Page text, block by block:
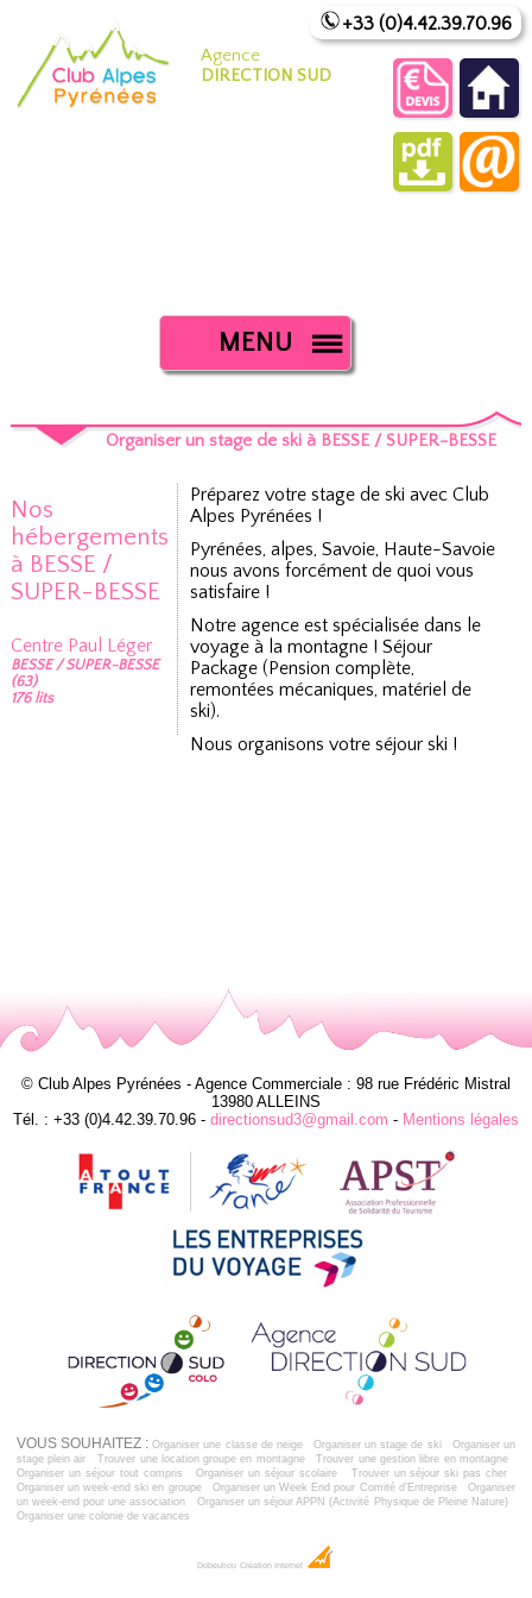
Agence
DIRECTION SUD
+33 (0)4.42.39.70.96
MENU
Organiser un stage de ski à BESSE / SUPER-BESSE
Nos
hébergements
à BESSE /
SUPER-BESSE
Centre Paul Léger
BESSE / SUPER-BESSE
(63)
176 lits
Préparez votre stage de ski avec Club
Alpes Pyrénées !
Pyrénées, alpes, Savoie, Haute-Savoie
nous avons forcément de quoi vous
satisfaire !
Notre agence est spécialisée dans le
voyage à la montagne ! Séjour
Package (Pension complète,
remontées mécaniques, matériel de
ski).
Nous organisons votre séjour ski !
© Club Alpes Pyrénées - Agence Commerciale : 98 rue Frédéric Mistral
13980 ALLEINS
Tél. : +33 (0)4.42.39.70.96 - directionsud3@gmail.com - Mentions légales
VOUS SOUHAITEZ :Organiser une classe de neige Organiser un stage de ski
Organiser un
stage plein air
Trouver une location groupe en montagne
Trouver une gestion libre en montagne
Organiser un séjour tout compris
Organiser un séjour scolaire
Trouver un séjour ski pas cher
Organiser un week-end ski en groupe
Organiser un Week End pour Comité d'Entreprise
Organiser
un week-end pour une association
Organiser un séjour APPN (Activité Physique de Pleine Nature)
Organiser une colonie de vacances
Dobeuliou Création Internet